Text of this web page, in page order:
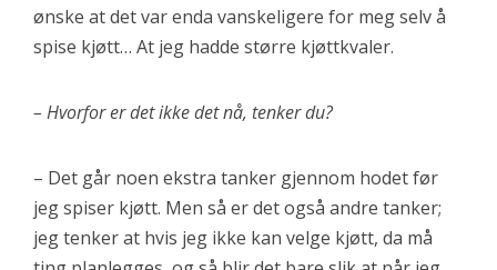
ønske at det var enda vanskeligere for meg selv å
spise kjøtt… At jeg hadde større kjøttkvaler.
– Hvorfor er det ikke det nå, tenker du?
– Det går noen ekstra tanker gjennom hodet før
jeg spiser kjøtt. Men så er det også andre tanker;
jeg tenker at hvis jeg ikke kan velge kjøtt, da må